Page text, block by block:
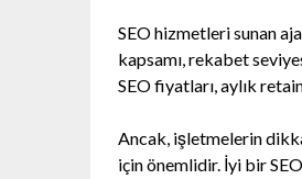
SEO hizmetleri sunan
kapsamı, rekabet
SEO fiyatları, aylık
Ancak, işletmelerin
için önemlidir. İyi bir